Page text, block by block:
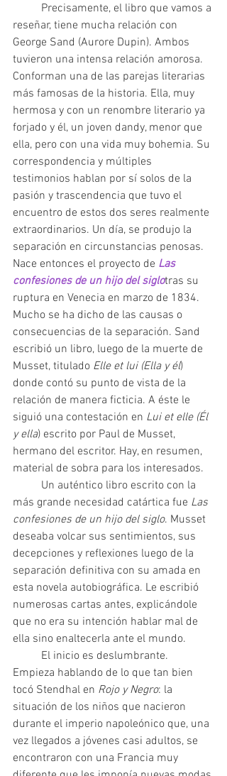
reseñar, tiene mucha relación con
George Sand (Aurore Dupin). Ambos
tuvieron una intensa relación amorosa.
Conforman una de las parejas literarias
más famosas de la historia. Ella, muy
hermosa y con un renombre literario ya
forjado y él, un joven dandy, menor que
ella, pero con una vida muy bohemia. Su
correspondencia y múltiples
testimonios hablan por sí solos de la
pasión y trascendencia que tuvo el
encuentro de estos dos seres realmente
extraordinarios. Un día, se produjo la
separación en circunstancias penosas.
Nace entonces el proyecto de Las
confesiones de un hijo del siglotras su
ruptura en Venecia en marzo de 1834.
Mucho se ha dicho de las causas o
consecuencias de la separación. Sand
escribió un libro, luego de la muerte de
Musset, titulado Elle et lui (Ella y él)
donde contó su punto de vista de la
relación de manera ficticia. A éste le
siguió una contestación en Lui et elle (Él
y ella) escrito por Paul de Musset,
hermano del escritor. Hay, en resumen,
material de sobra para los interesados.
más grande necesidad catártica fue Las
confesiones de un hijo del siglo. Musset
deseaba volcar sus sentimientos, sus
decepciones y reflexiones luego de la
separación definitiva con su amada en
esta novela autobiográfica. Le escribió
numerosas cartas antes, explicándole
que no era su intención hablar mal de
ella sino enaltecerla ante el mundo.
Empieza hablando de lo que tan bien
tocó Stendhal en Rojo y Negro: la
situación de los niños que nacieron
durante el imperio napoleónico que, una
vez llegados a jóvenes casi adultos, se
encontraron con una Francia muy